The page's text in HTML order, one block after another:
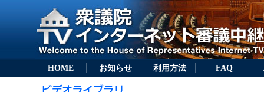
HOME お知らせ 利用方法 FAQ